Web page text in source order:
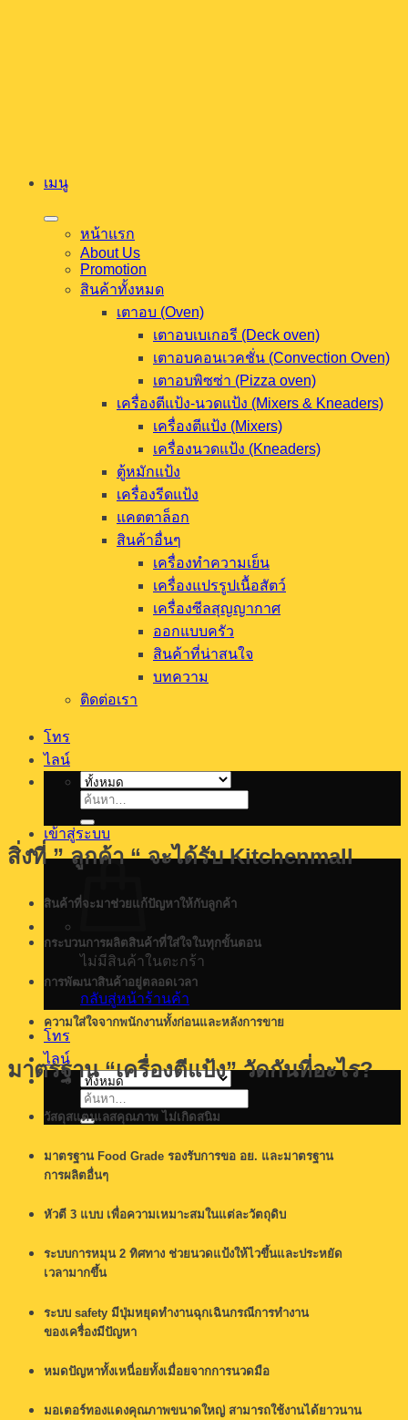
เมนู
หน้าแรก
About Us
Promotion
สินค้าทั้งหมด
เตาอบ (Oven)
เตาอบเบเกอรี (Deck oven)
เตาอบคอนเวคชั่น (Convection Oven)
เตาอบพิซซ่า (Pizza oven)
เครื่องตีแป้ง-นวดแป้ง (Mixers & Kneaders)
เครื่องตีแป้ง (Mixers)
เครื่องนวดแป้ง (Kneaders)
ตู้หมักแป้ง
เครื่องรีดแป้ง
แคตตาล็อก
สินค้าอื่นๆ
เครื่องทำความเย็น
เครื่องแปรรูปเนื้อสัตว์
เครื่องซีลสุญญากาศ
ออกแบบครัว
สินค้าที่น่าสนใจ
บทความ
ติดต่อเรา
โทร
ไลน์
ค้นหา:
เข้าสู่ระบบ
ไม่มีสินค้าในตะกร้า
กลับสู่หน้าร้านค้า
โทร
ไลน์
ค้นหา:
สิ่งที่ ” ลูกค้า “ จะได้รับKitchenmall
สินค้าที่จะมาช่วยแก้ปัญหาให้กับลูกค้า
กระบวนการผลิตสินค้าที่ใส่ใจในทุกขั้นตอน
การพัฒนาสินค้าอยู่ตลอดเวลา
ความใส่ใจจากพนักงานทั้งก่อนและหลังการขาย
มาตรฐาน “เครื่องตีแป้ง” วัดกันที่อะไร?
วัสดุสแตนเลสคุณภาพ ไม่เกิดสนิม
มาตรฐาน Food Grade รองรับการขอ อย. และมาตรฐาน
การผลิตอื่นๆ
หัวตี 3 แบบ เพื่อความเหมาะสมในแต่ละวัตถุดิบ
ระบบการหมุน 2 ทิศทาง ช่วยนวดแป้งให้ไวขึ้นและประหยัด
เวลามากขึ้น
ระบบ safety มีปุ่มหยุดทำงานฉุกเฉินกรณีการทำงาน
ของเครื่องมีปัญหา
หมดปัญหาทั้งเหนื่อยทั้งเมื่อยจากการนวดมือ
มอเตอร์ทองแดงคุณภาพขนาดใหญ่ สามารถใช้งานได้ยาวนาน